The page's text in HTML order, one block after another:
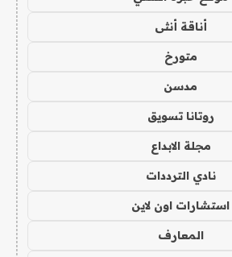
أناقة أنثى
متورخ
مدسن
روتانا تسويق
مجلة الابداع
نادي الترددات
استشارات اون لاين
المعارف